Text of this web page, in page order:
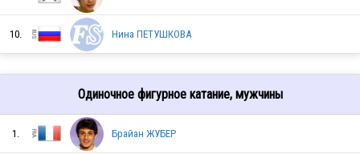
ITA
USA
10. Нина ПЕТУШКОВА
Одиночное фигурное катание, мужчины
1. Брайан ЖУБЕР